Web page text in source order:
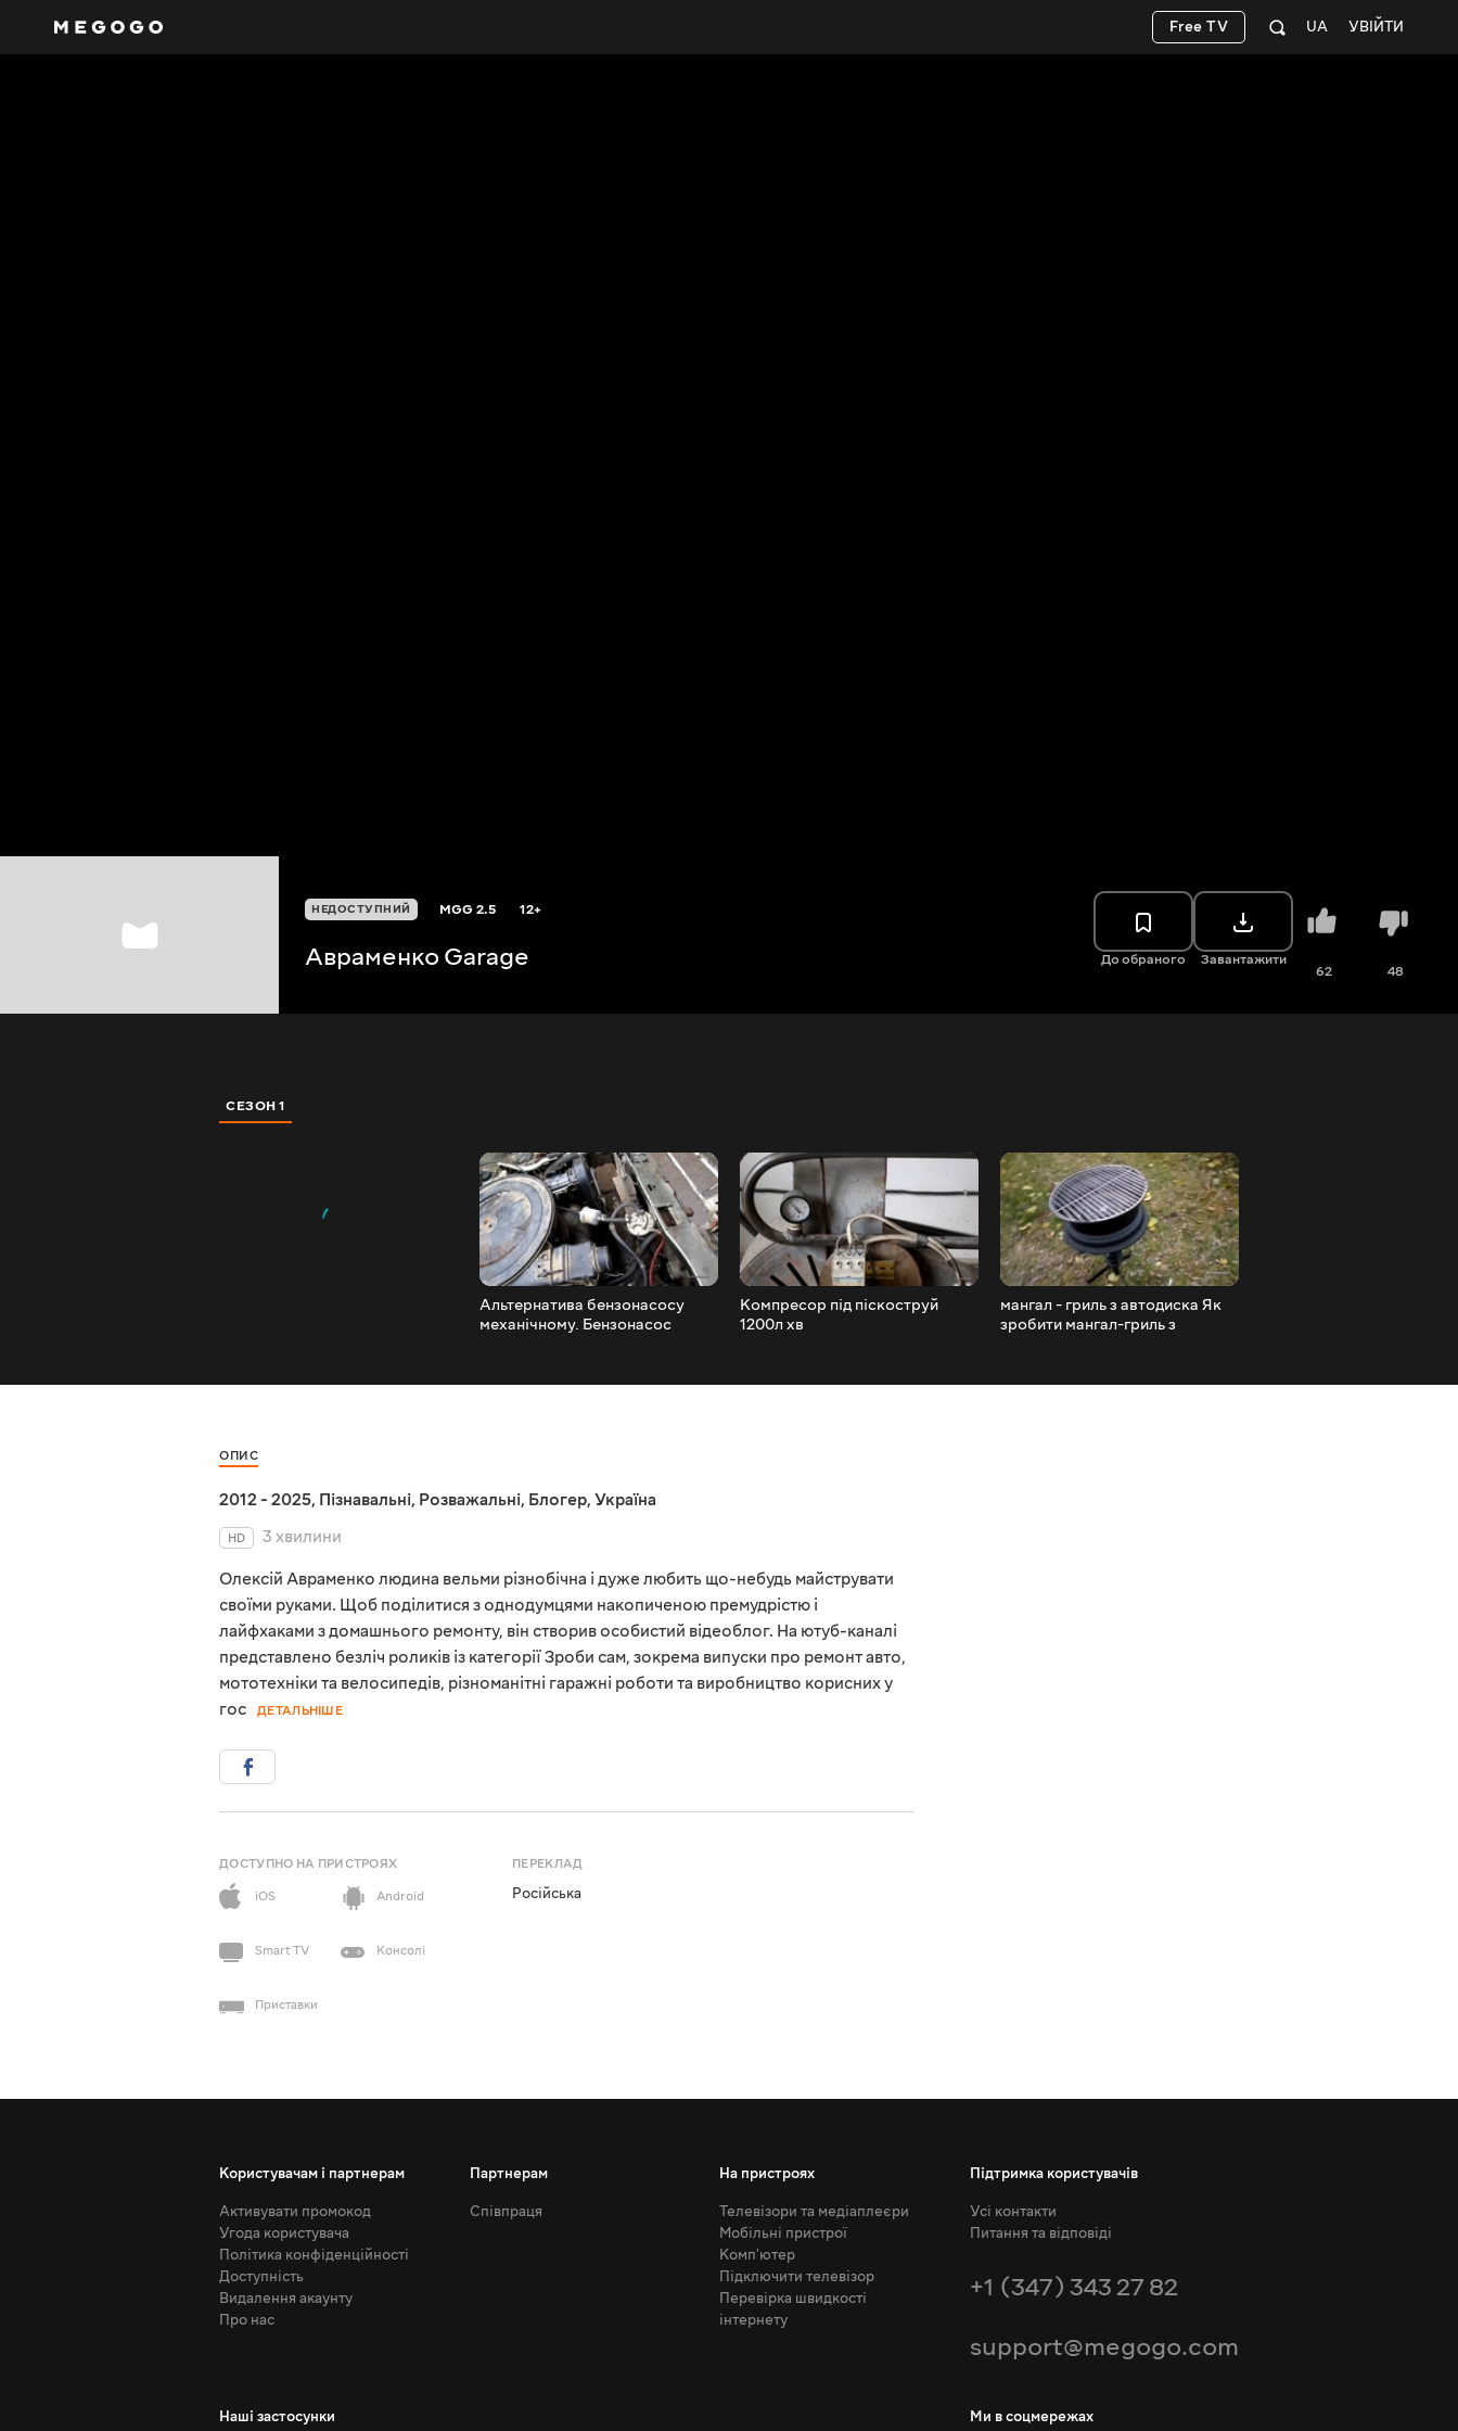
УВІЙТИ
UA
Free TV
НЕДОСТУПНИЙ MGG2.5 12+
Авраменко Garage До обраного Завантажити
62 48
СЕЗОН 1
Альтернатива бензонасосу
механічному. Бензонасос
Компресор під піскоструй
1200л хв
мангал - гриль з автодиска Як
зробити мангал-гриль з
ОПИС
2012 - 2025, Пізнавальні, Розважальні, Блогер, Україна
HD
3 хвилини
Олексій Авраменко людина вельми різнобічна і дуже любить що-небудь майструвати
своїми руками. Щоб поділитися з однодумцями накопиченою премудрістю і
лайфхаками з домашнього ремонту, він створив особистий відеоблог. На ютуб-каналі
представлено безліч роликів із категорії Зроби сам, зокрема випуски про ремонт авто,
мототехніки та велосипедів, різноманітні гаражні роботи та виробництво корисних у
гос
ДЕТАЛЬНІШЕ
ДОСТУПНО НА ПРИСТРОЯХ
iOS
Android
Smart TV Консолі
Приставки
ПЕРЕКЛАД
Російська
Користувачам і партнерам
Активувати промокод
Угода користувача
Політика конфіденційності
Доступність
Видалення акаунту
Про нас
Партнерам
Співпраця
На пристроях
Телевізори та медіаплеєри
Мобільні пристрої
Комп'ютер
Підключити телевізор
Перевірка швидкості
інтернету
Підтримка користувачів
Усі контакти
Питання та відповіді
+1 (347) 343 27 82
support@megogo.com
Наші застосунки Ми в соцмережах